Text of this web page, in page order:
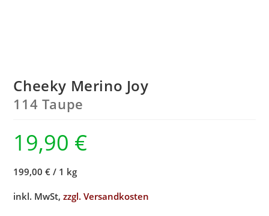
Cheeky Merino Joy
114 Taupe
19,90 €
199,00 € / 1 kg
inkl. MwSt,zzgl. Versandkosten